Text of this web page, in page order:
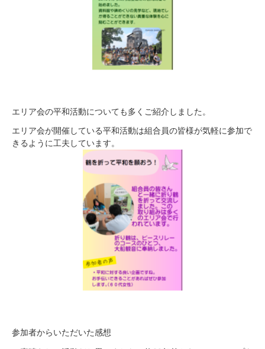
エリア会の平和活動についても多くご紹介しました。
エリア会が開催している平和活動は組合員の皆様が気軽に参加で
きるように工夫しています。
参加者からいただいた感想